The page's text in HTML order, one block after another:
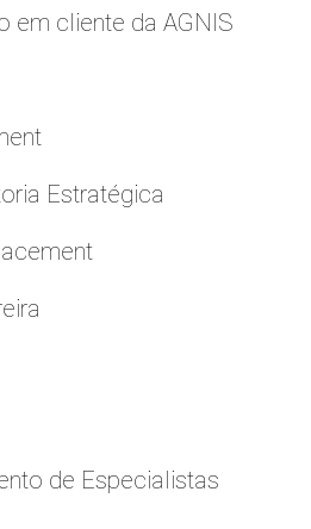
em cliente da AGNIS
Estratégica
de Especialistas